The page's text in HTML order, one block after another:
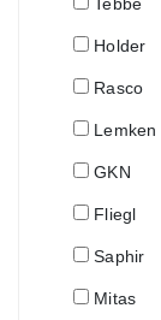
Holder
Rasco
Lemken
GKN
Fliegl
Saphir
Mitas